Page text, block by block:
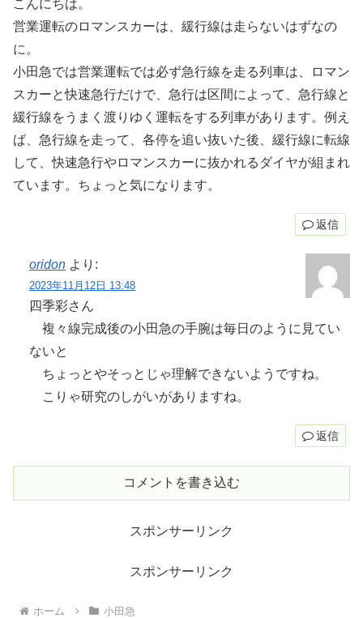
こんにちは。
営業運転のロマンスカーは、緩行線は走らないはずなの
に。
小田急では営業運転では必ず急行線を走る列車は、ロマン
スカーと快速急行だけで、急行は区間によって、急行線と
緩行線をうまく渡りゆく運転をする列車があります。例え
ば、急行線を走って、各停を追い抜いた後、緩行線に転線
して、快速急行やロマンスカーに抜かれるダイヤが組まれ
ています。ちょっと気になります。
返信
oridon より:
2023年11月12日 13:48
四季彩さん
複々線完成後の小田急の手腕は毎日のように見てい
ないと
ちょっとやそっとじゃ理解できないようですね。
こりゃ研究のしがいがありますね。
返信
コメントを書き込む
スポンサーリンク
スポンサーリンク
ホーム 小田急